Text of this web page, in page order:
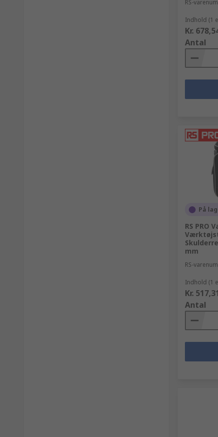
RS-
Indhold (1
Kr.
Antal
På
RS PRO
mm
RS-
Indhold (1
Kr.
Antal